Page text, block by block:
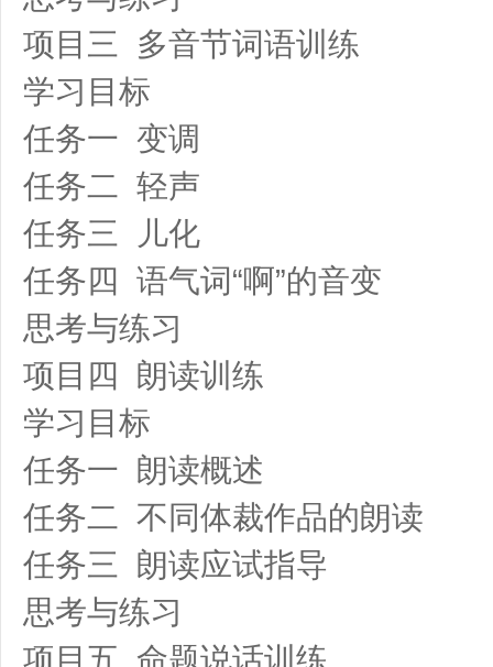
项目三 多音节词语训练
学习目标
任务一 变调
任务二 轻声
任务三 儿化
任务四 语气词“啊”的音变
思考与练习
项目四 朗读训练
学习目标
任务一 朗读概述
任务二 不同体裁作品的朗读
任务三 朗读应试指导
思考与练习
项目五 命题说话训练